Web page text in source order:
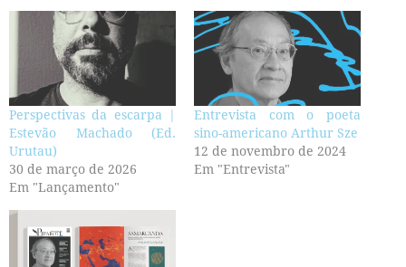
Perspectivas da escarpa |
Estevão Machado (Ed.
Urutau)
30 de março de 2026
Em "Lançamento"
Entrevista com o poeta
sino-americano Arthur Sze
12 de novembro de 2024
Em "Entrevista"